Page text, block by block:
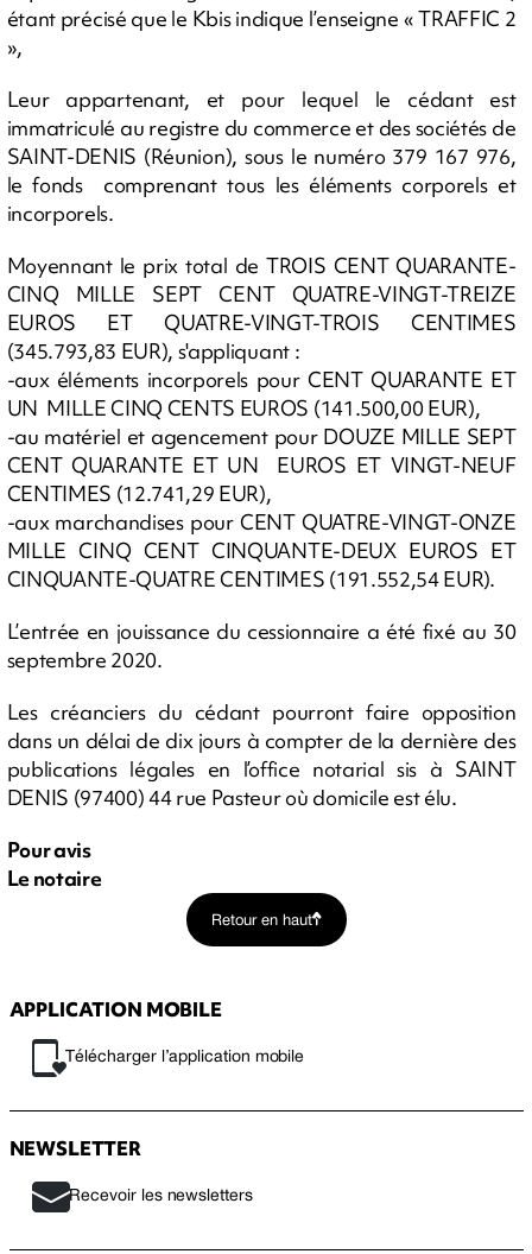
étant précisé que le Kbis indique l’enseigne « TRAFFIC 2
»,
Leur appartenant, et pour lequel le cédant est
immatriculé au registre du commerce et des sociétés de
SAINT-DENIS (Réunion), sous le numéro 379 167 976,
le fonds comprenant tous les éléments corporels et
incorporels.
Moyennant le prix total de TROIS CENT QUARANTE-
CINQ MILLE SEPT CENT QUATRE-VINGT-TREIZE
EUROS ET QUATRE-VINGT-TROIS CENTIMES
(345.793,83 EUR), s'appliquant :
-aux éléments incorporels pour CENT QUARANTE ET
UN MILLE CINQ CENTS EUROS (141.500,00 EUR),
-au matériel et agencement pour DOUZE MILLE SEPT
CENT QUARANTE ET UN EUROS ET VINGT-NEUF
CENTIMES (12.741,29 EUR),
-aux marchandises pour CENT QUATRE-VINGT-ONZE
MILLE CINQ CENT CINQUANTE-DEUX EUROS ET
CINQUANTE-QUATRE CENTIMES (191.552,54 EUR).
L’entrée en jouissance du cessionnaire a été fixé au 30
septembre 2020.
Les créanciers du cédant pourront faire opposition
dans un délai de dix jours à compter de la dernière des
publications légales en l’office notarial sis à SAINT
DENIS (97400) 44 rue Pasteur où domicile est élu.
Pour avis
Le notaire
Retour en haut
APPLICATION MOBILE
Télécharger l’application mobile
NEWSLETTER
Recevoir les newsletters